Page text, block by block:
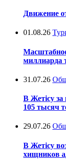
Движение
01.08.26
миллиарда
31.07.26
В Жетісу
105 тысяч
29.07.26
В Жетісу
хищников